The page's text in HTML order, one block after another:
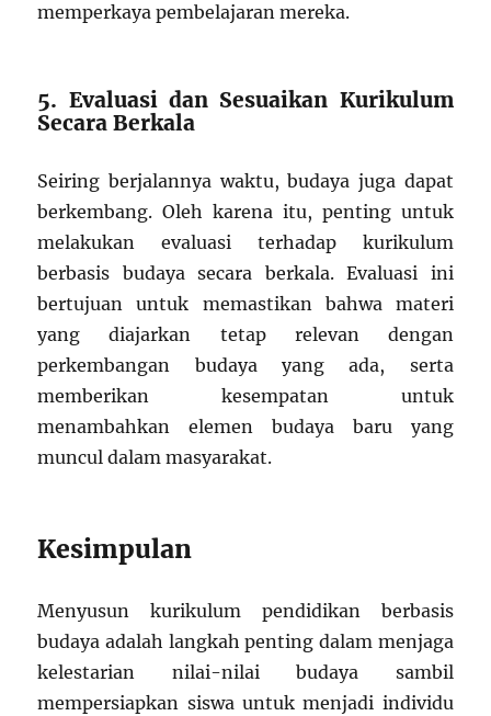
memperkaya pembelajaran mereka.
5. Evaluasi dan Sesuaikan Kurikulum
Secara Berkala
Seiring berjalannya waktu, budaya juga dapat
berkembang. Oleh karena itu, penting untuk
melakukan evaluasi terhadap kurikulum
berbasis budaya secara berkala. Evaluasi ini
bertujuan untuk memastikan bahwa materi
yang diajarkan tetap relevan dengan
perkembangan budaya yang ada, serta
memberikan kesempatan untuk
menambahkan elemen budaya baru yang
muncul dalam masyarakat.
Kesimpulan
Menyusun kurikulum pendidikan berbasis
budaya adalah langkah penting dalam menjaga
kelestarian nilai-nilai budaya sambil
mempersiapkan siswa untuk menjadi individu